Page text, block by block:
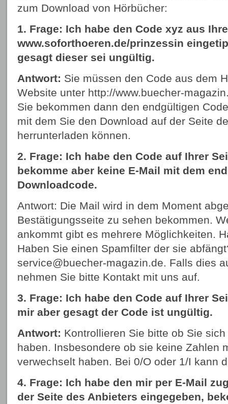
zum Download von Hörbücher:
1. Frage: Ich habe den Code xyz aus
www.soforthoeren.de/prinzessin
gesagt dieser sei ungültig.
Antwort: Sie müssen den Code aus dem
Website unter http://www.buecher-
Sie bekommen dann den endgültigen
mit dem Sie den Download auf der Seite
herrunterladen können.
2. Frage: Ich habe den Code auf Ihrer
bekomme aber keine E-Mail mit dem
Downloadcode.
Antwort: Die Mail wird in dem Moment
Bestätigungsseite zu sehen bekommen.
ankommt gibt es mehrere Möglichkeiten.
Haben Sie einen Spamfilter der sie
service@buecher-magazin.de. Falls dies
nehmen Sie bitte Kontakt mit uns auf.
3. Frage: Ich habe den Code auf Ihrer
mir aber gesagt der Code ist ungültig.
Antwort: Kontrollieren Sie bitte ob Sie
haben. Insbesondere ob sie keine Zahlen
verwechselt haben. Bei 0/O oder 1/I kann
4. Frage: Ich habe den mir per E-Mail
der Seite des Anbieters eingegeben,